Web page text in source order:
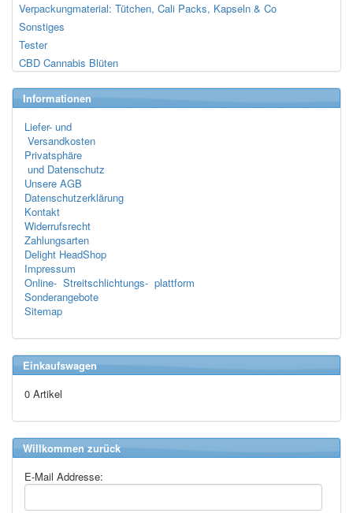
Verpackungmaterial: Tütchen, Cali Packs, Kapseln & Co
Sonstiges
Tester
CBD Cannabis Blüten
Informationen
Liefer- und
Versandkosten
Privatsphäre
und Datenschutz
Unsere AGB
Datenschutzerklärung
Kontakt
Widerrufsrecht
Zahlungsarten
Delight HeadShop
Impressum
Online- Streitschlichtungs- plattform
Sonderangebote
Sitemap
Einkaufswagen
0 Artikel
Willkommen zurück
E-Mail Addresse: